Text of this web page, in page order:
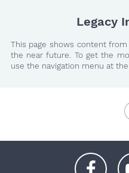
Legacy
This page shows content
the near future. To get the
use the navigation menu at